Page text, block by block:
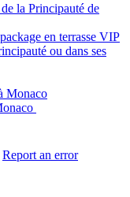
Report an error